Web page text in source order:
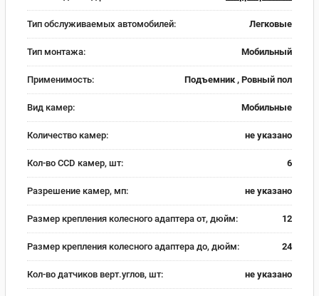
Тип обслуживаемых автомобилей: Легковые
Тип монтажа: Мобильный
Применимость: Подъемник , Ровный пол
Вид камер: Мобильные
Количество камер: не указано
Кол-во CCD камер, шт: 6
Разрешение камер, мп: не указано
Размер крепления колесного адаптера от, дюйм: 12
Размер крепления колесного адаптера до, дюйм: 24
Кол-во датчиков верт.углов, шт: не указано